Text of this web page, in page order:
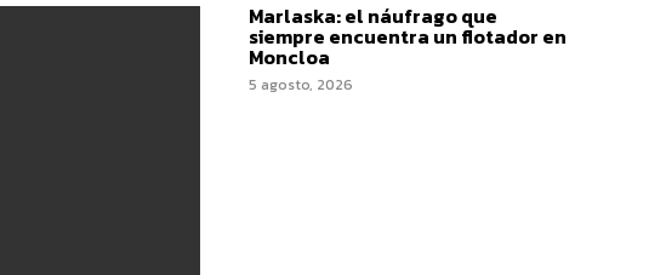
Marlaska: el náufrago que
siempre encuentra un flotador en
Moncloa
5 agosto, 2026